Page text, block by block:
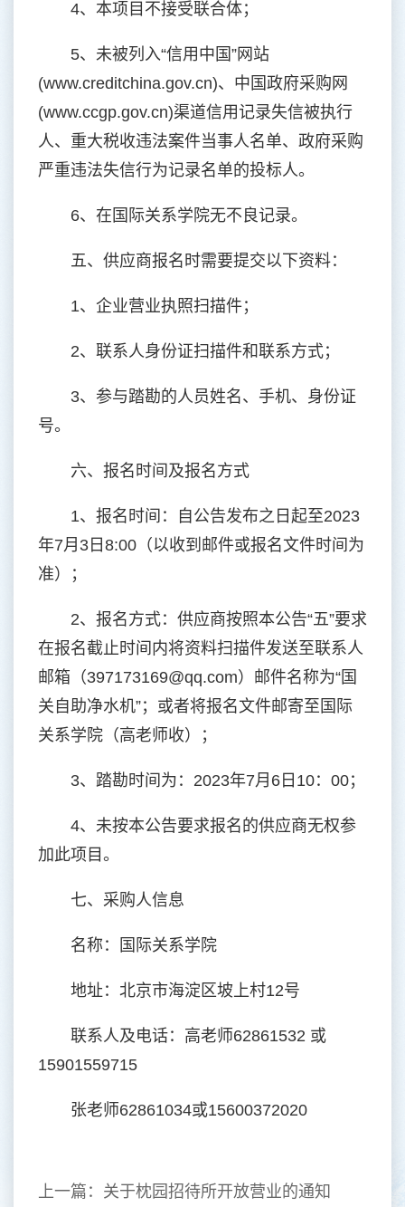
4、本项目不接受联合体；
5、未被列入“信用中国”网站
(www.creditchina.gov.cn)、中国政府采购网
(www.ccgp.gov.cn)渠道信用记录失信被执行
人、重大税收违法案件当事人名单、政府采购
严重违法失信行为记录名单的投标人。
6、在国际关系学院无不良记录。
五、供应商报名时需要提交以下资料：
1、企业营业执照扫描件；
2、联系人身份证扫描件和联系方式；
3、参与踏勘的人员姓名、手机、身份证
号。
六、报名时间及报名方式
1、报名时间：自公告发布之日起至2023
年7月3日8:00（以收到邮件或报名文件时间为
准）；
2、报名方式：供应商按照本公告“五”要求
在报名截止时间内将资料扫描件发送至联系人
邮箱（397173169@qq.com）邮件名称为“国
关自助净水机”；或者将报名文件邮寄至国际
关系学院（高老师收）；
3、踏勘时间为：2023年7月6日10：00；
4、未按本公告要求报名的供应商无权参
加此项目。
七、采购人信息
名称：国际关系学院
地址：北京市海淀区坡上村12号
联系人及电话：高老师62861532 或
15901559715
张老师62861034或15600372020
上一篇： 关于枕园招待所开放营业的通知